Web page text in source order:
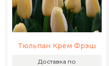
Тюльпан Крем Фрэш
Доставка по